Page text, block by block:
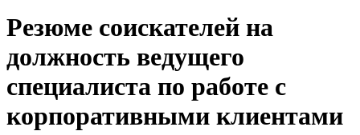
Резюме соискателей на
должность ведущего
специалиста по работе с
корпоративными клиентами